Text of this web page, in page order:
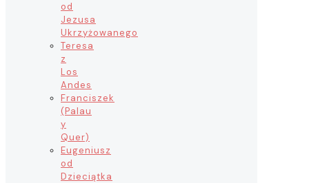
od
Jezusa
Ukrzyżowanego
Teresa
z
Los
Andes
Franciszek
(Palau
y
Quer)
Eugeniusz
od
Dzieciątka